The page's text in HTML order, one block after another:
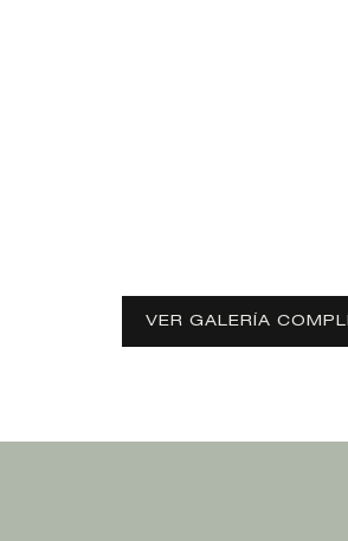
VER GALERÍA